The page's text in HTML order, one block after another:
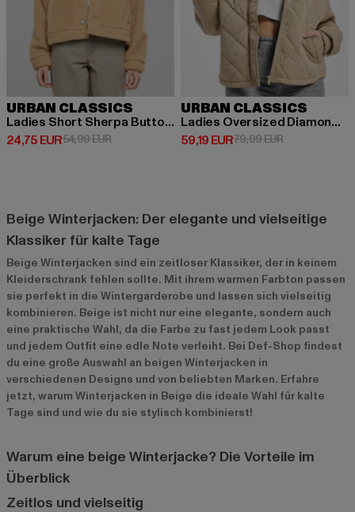
URBAN CLASSICS
Ladies Short Sherpa Button Jacket
24,75 EUR
Derzeitiger Preis: 24,75 EUR
54,99 EURAktionspreis: 54,99 EUR
URBAN CLASSICS
Ladies Oversized Diamond Quilt
59,19 EUR
Derzeitiger Preis: 59,19 EUR
79,99 EURAktionspreis:
Beige Winterjacken: Der elegante und vielseitige
Klassiker für kalte Tage
Beige Winterjacken sind ein zeitloser Klassiker, der in keinem
Kleiderschrank fehlen sollte. Mit ihrem warmen Farbton passen
sie perfekt in die Wintergarderobe und lassen sich vielseitig
kombinieren. Beige ist nicht nur eine elegante, sondern auch
eine praktische Wahl, da die Farbe zu fast jedem Look passt
und jedem Outfit eine edle Note verleiht. Bei Def-Shop findest
du eine große Auswahl an beigen Winterjacken in
verschiedenen Designs und von beliebten Marken. Erfahre
jetzt, warum Winterjacken in Beige die ideale Wahl für kalte
Tage sind und wie du sie stylisch kombinierst!
Warum eine beige Winterjacke? Die Vorteile im
Überblick
Zeitlos und vielseitig